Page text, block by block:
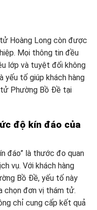
Hoàng Long còn được
Mọi thông tin đều
lớp và tuyệt đối không
yếu tố giúp khách hàng
Phường Bồ Đề tại
độ kín đáo của
đáo” là thước đo quan
vụ. Với khách hàng
Bồ Đề, yếu tố này
chọn đơn vị thám tử.
chỉ cung cấp kết quả